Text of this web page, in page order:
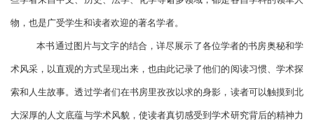
物，也是广受学生和读者欢迎的著名学者。
本书通过图片与文字的结合，详尽展示了各位学者的书房奥秘和学
术风采，以直观的方式呈现出来，也由此记录了他们的阅读习惯、学术探
索和人生故事。透过学者们在书房里孜孜以求的身影，读者可以触摸到北
大深厚的人文底蕴与学术风貌，使读者真切感受到学术研究背后的精神力